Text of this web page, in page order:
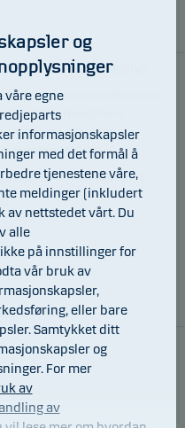
(Statens Pensjon Utland)
på utelukkelseslisten til
Bank Investment
/ Statens
Utland.
i hvert enkelt tilfelle
og
våre egne
informasjonskapsler
med det formål å
tjenestene våre,
meldinger (inkludert
av nettstedet vårt. Du
alle
på innstillinger for
vår bruk av
eller bare
Samtykket ditt
og
For mer
av
av